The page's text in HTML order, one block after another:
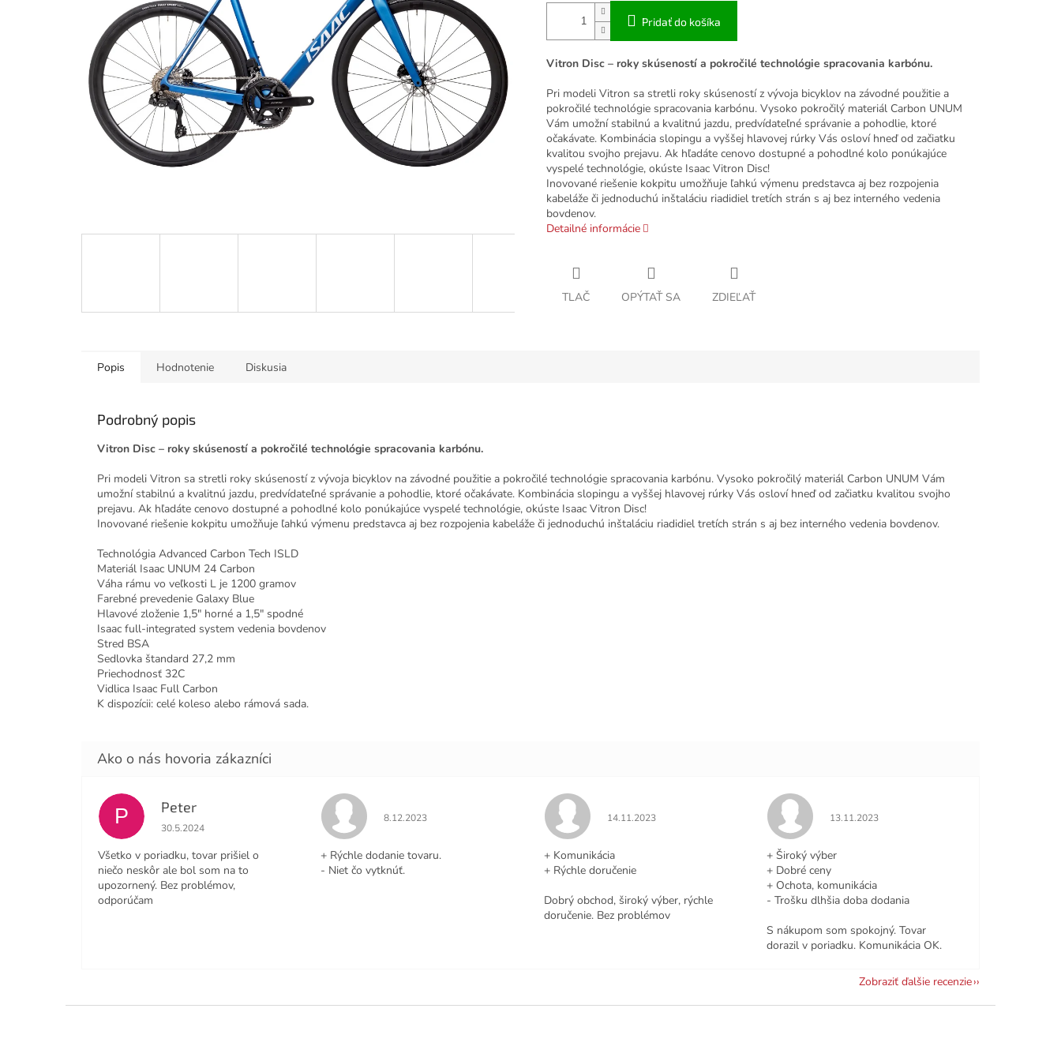
Pridať do košíka
Vitron Disc – roky skúseností a pokročilé technológie spracovania karbónu.
Pri modeli Vitron sa stretli roky skúseností z vývoja bicyklov na závodné použitie a
pokročilé technológie spracovania karbónu. Vysoko pokročilý materiál Carbon UNUM
Vám umožní stabilnú a kvalitnú jazdu, predvídateľné správanie a pohodlie, ktoré
očakávate. Kombinácia slopingu a vyššej hlavovej rúrky Vás osloví hneď od začiatku
kvalitou svojho prejavu. Ak hľadáte cenovo dostupné a pohodlné kolo ponúkajúce
vyspelé technológie, okúste Isaac Vitron Disc!
Inovované riešenie kokpitu umožňuje ľahkú výmenu predstavca aj bez rozpojenia
kabeláže či jednoduchú inštaláciu riadidiel tretích strán s aj bez interného vedenia
bovdenov.
Detailné informácie
TLAČ OPÝTAŤ SA ZDIEĽAŤ
Popis Hodnotenie Diskusia
Podrobný popis
Vitron Disc – roky skúseností a pokročilé technológie spracovania karbónu.
Pri modeli Vitron sa stretli roky skúseností z vývoja bicyklov na závodné použitie a pokročilé technológie spracovania karbónu. Vysoko pokročilý materiál Carbon UNUM Vám
umožní stabilnú a kvalitnú jazdu, predvídateľné správanie a pohodlie, ktoré očakávate. Kombinácia slopingu a vyššej hlavovej rúrky Vás osloví hneď od začiatku kvalitou svojho
prejavu. Ak hľadáte cenovo dostupné a pohodlné kolo ponúkajúce vyspelé technológie, okúste Isaac Vitron Disc!
Inovované riešenie kokpitu umožňuje ľahkú výmenu predstavca aj bez rozpojenia kabeláže či jednoduchú inštaláciu riadidiel tretích strán s aj bez interného vedenia bovdenov.
Technológia Advanced Carbon Tech ISLD
Materiál Isaac UNUM 24 Carbon
Váha rámu vo veľkosti L je 1200 gramov
Farebné prevedenie Galaxy Blue
Hlavové zloženie 1,5" horné a 1,5" spodné
Isaac full-integrated system vedenia bovdenov
Stred BSA
Sedlovka štandard 27,2 mm
Priechodnosť 32C
Vidlica Isaac Full Carbon
K dispozícii: celé koleso alebo rámová sada.
P Peter
Hodnotenie obchodu je 4 z 5 hviezdičiek.
30.5.2024
Všetko v poriadku, tovar prišiel o
niečo neskôr ale bol som na to
upozornený. Bez problémov,
odporúčam
Hodnotenie obchodu je 5 z 5 hviezdičiek.
8.12.2023
+ Rýchle dodanie tovaru.
- Niet čo vytknúť.
Hodnotenie obchodu je 5 z 5 hviezdičiek.
14.11.2023
+ Komunikácia
+ Rýchle doručenie
Dobrý obchod, široký výber, rýchle
doručenie. Bez problémov
Hodnotenie obchodu je 5 z 5 hviezdičiek.
13.11.2023
+ Široký výber
+ Dobré ceny
+ Ochota, komunikácia
- Trošku dlhšia doba dodania
S nákupom som spokojný. Tovar
dorazil v poriadku. Komunikácia OK.
Zobraziť ďalšie recenzie